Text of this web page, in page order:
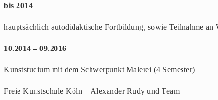
bis 2014
hauptsächlich autodidaktische Fortbildung, sowie Teilnahme
10.2014 – 09.2016
Kunststudium mit dem Schwerpunkt Malerei (4 Semester)
Freie Kunstschule Köln – Alexander Rudy und Team